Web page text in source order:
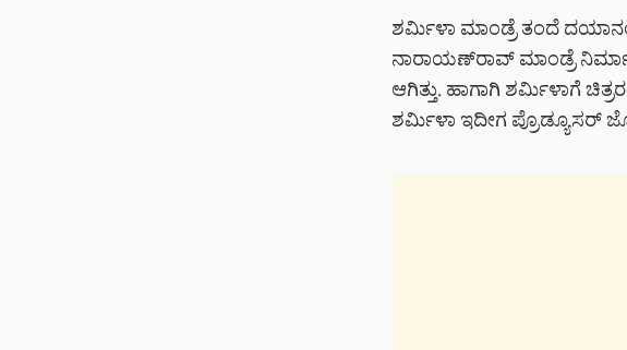
ಶರ್ಮಿಳಾ ಮಾಂಡ್ರೆ ತಂದೆ
ನಾರಾಯಣ್‌‌ರಾವ್ ಮಾಂಡ್ರೆ
ಆಗಿತ್ತು. ಹಾಗಾಗಿ ಶರ್ಮಿಳಾಗೆ
ಶರ್ಮಿಳಾ ಇದೀಗ ಪ್ರೊಡ್ಯೂಸರ್